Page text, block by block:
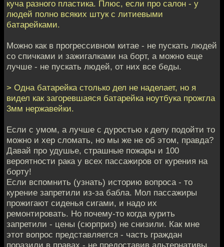
куча разного пластика. Плюс, если про салон - у
людей полно всяких штук с литиевыми
батарейками.
Можно как в прогрессивном китае - не пускать людей
со спичками и зажигалками на борт, а можно еще
лучше - не пускать людей, от них все беды.
> Одна батарейка столько дел не наделает, но я
видел как загоревшаяся батарейка ноутбука прожгла
3мм нержавейки.
Если с умом, а лучше с дуростью к делу подойти то
можно и хер сломать, но мы же не об этом, правда?
Давай про удушье, страшные пожары и 100
вероятности рака у всех пассажиров от курения на
борту!
Если вспомнить (узнать) историю вопроса - то
курение запретили из-за бабла. Мол пассажиры
прожигают сиденья сигами, и надо их
ремонтировать. Но почему-то когда курить
запретили - цены (сюрприз) не снизили. Как мне
этот вопрос представляется - часть граждан